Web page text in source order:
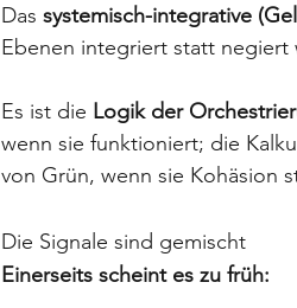
Das systemisch-integrative
Ebenen integriert statt negiert
Es ist die Logik der
wenn sie funktioniert; die
von Grün, wenn sie Kohäsion
Die Signale sind gemischt
Einerseits scheint es zu früh: